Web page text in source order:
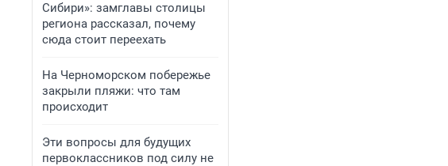
Сибири»: замглавы столицы
региона рассказал, почему
сюда стоит переехать
На Черноморском побережье
закрыли пляжи: что там
происходит
Эти вопросы для будущих
первоклассников под силу не